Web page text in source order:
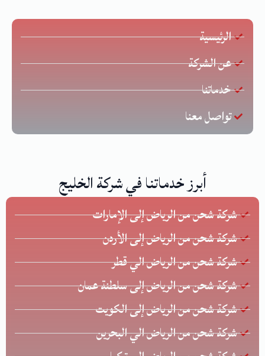
الرئيسية
عن الشركة
خدماتنا
تواصل معنا
أبرز خدماتنا في شركة الخليج
شركة شحن من الرياض إلى الإمارات
شركة شحن من الرياض إلى الأردن
شركة شحن من الرياض الي قطر
شركة شحن من الرياض إلى سلطنة عمان
شركة شحن من الرياض إلى الكويت
شركة شحن من الرياض الي البحرين